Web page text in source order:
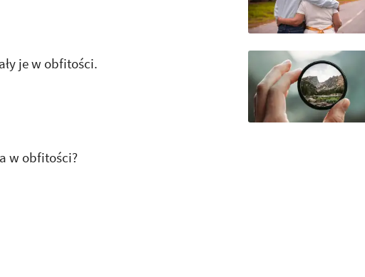
je w obfitości.
w obfitości?